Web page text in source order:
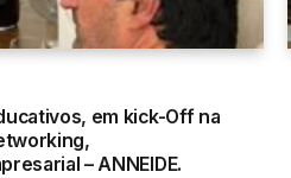
em kick-Off na
– ANNEIDE.